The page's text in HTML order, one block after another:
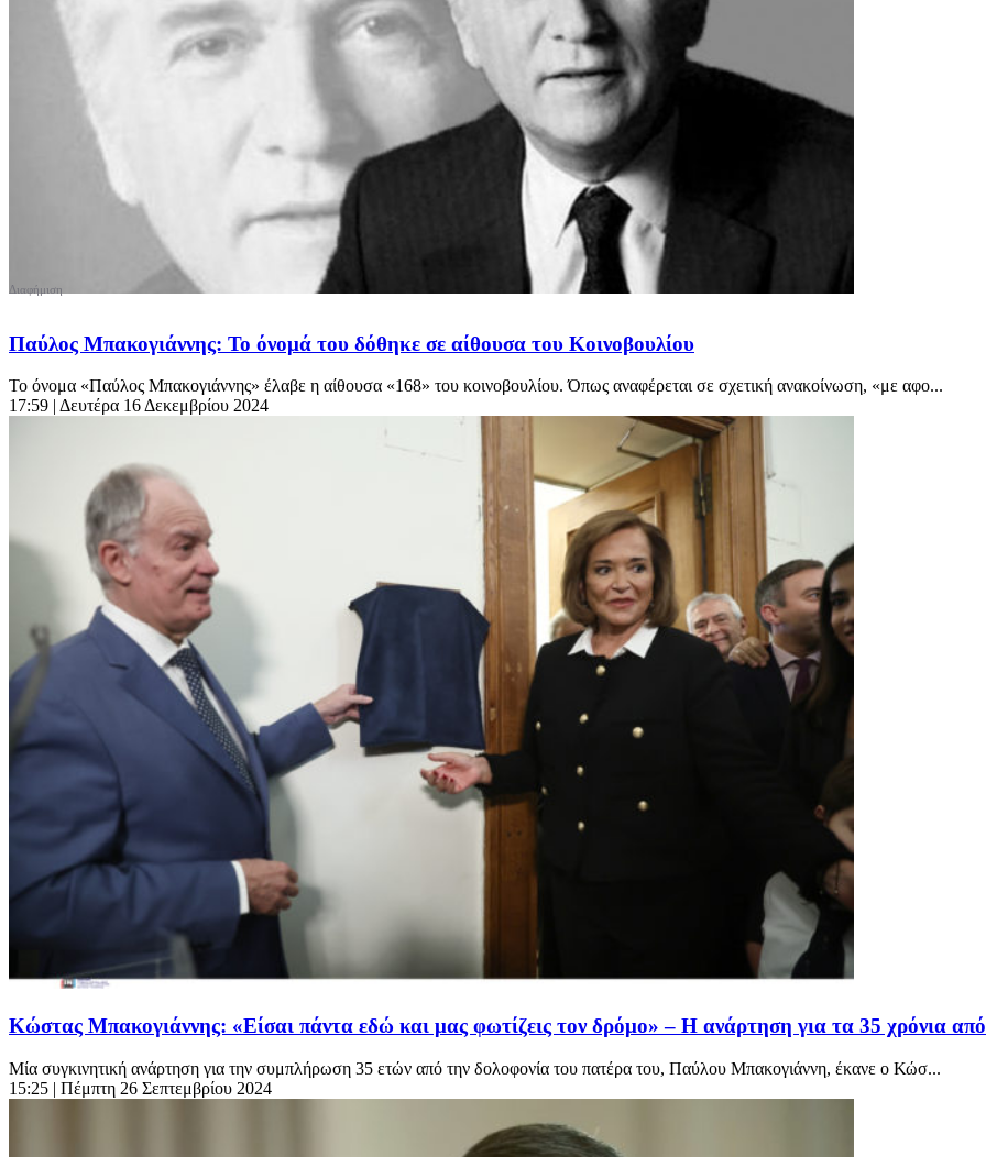
Παύλος Μπακογιάννης: Το όνομά του δόθηκε σε αίθουσα του Κοινοβουλίου
Το όνομα «Παύλος Μπακογιάννης» έλαβε η αίθουσα «168» του κοινοβουλίου. Όπως αναφέρεται σε σχετική ανακοίνωση, «με αφο...
17:59 | Δευτέρα 16 Δεκεμβρίου 2024
Κώστας Μπακογιάννης: «Είσαι πάντα εδώ και μας φωτίζεις τον δρόμο» – Η ανάρτηση για τα 35 χρόνια
Μία συγκινητική ανάρτηση για την συμπλήρωση 35 ετών από την δολοφονία του πατέρα του, Παύλου Μπακογιάννη, έκανε ο Κώσ...
15:25 | Πέμπτη 26 Σεπτεμβρίου 2024